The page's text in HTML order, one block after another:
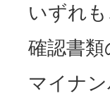
いずれ
確認書類
マイナ